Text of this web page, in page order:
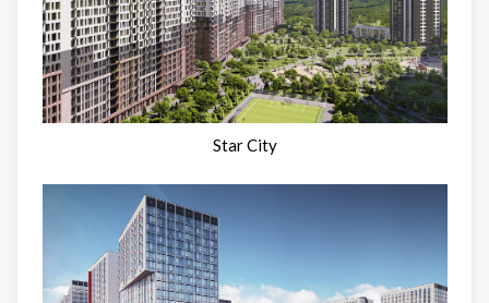
Star City